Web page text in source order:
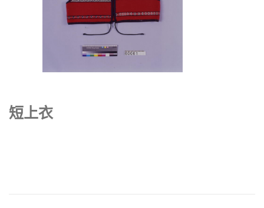
短上衣